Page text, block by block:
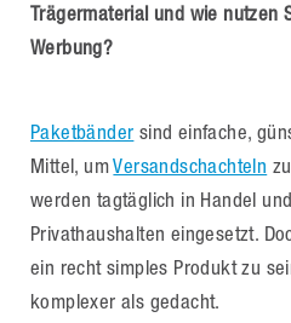
Trägermaterial und wie nutzen
Werbung?
Paketbänder sind einfache,
Mittel, umVersandschachteln
werden tagtäglich in Handel
Privathaushalten eingesetzt.
ein recht simples Produkt zu
komplexer als gedacht.